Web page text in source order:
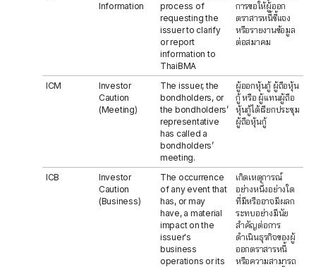
Information
process of
requesting the
issuer to clarify
or report
information to
ThaiBMA
การขอให้ผู้ออก
ตราสารหนี้ชี้แจง
หรือรายงานข้อมูล
ต่อสมาคม
ICM
Investor
Caution
(Meeting)
The issuer, the
bondholders, or
the bondholders’
representative
has called a
bondholders’
meeting.
ผู้ออกหุ้นกู้ ผู้ถือหุ้น
กู้ หรือ ผู้แทนผู้ถือ
หุ้นกู้ได้เรียกประชุม
ผู้ถือหุ้นกู้
ICB
Investor
Caution
(Business)
The occurrence
of any event that
has, or may
have, a material
impact on the
issuer's
business
operations or its
เกิดเหตุการณ์
อย่างหนึ่งอย่างใด
ที่มีหรืออาจมีผลก
ระทบอย่างมีนัย
สำคัญต่อการ
ดำเนินธุรกิจของผู้
ออกตราสารหนี้
หรือความสามารถ